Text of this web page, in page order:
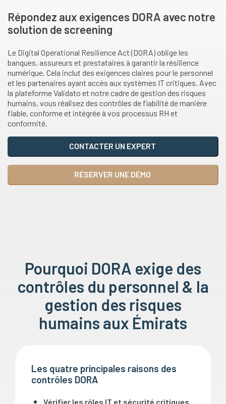
Répondez aux exigences DORA avec notre
solution de screening
Le Digital Operational Resilience Act (DORA) oblige les
banques, assureurs et prestataires à garantir la résilience
numérique. Cela inclut des exigences claires pour le personnel
et les partenaires ayant accès aux systèmes IT critiques. Avec
la plateforme Validato et notre cadre de gestion des risques
humains, vous réalisez des contrôles de fiabilité de manière
fiable, conforme et intégrée à vos processus RH et
conformité.
CONTACTER UN EXPERT
RÉSERVER UNE DÉMO
Pourquoi DORA exige des
contrôles du personnel & la
gestion des risques
humains aux Émirats
Les quatre principales raisons des
contrôles DORA
Vérifier les rôles IT et sécurité critiques